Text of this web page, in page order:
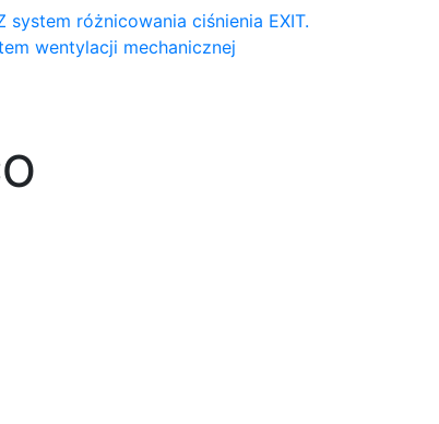
system różnicowania ciśnienia EXIT.
wentylacji mechanicznej